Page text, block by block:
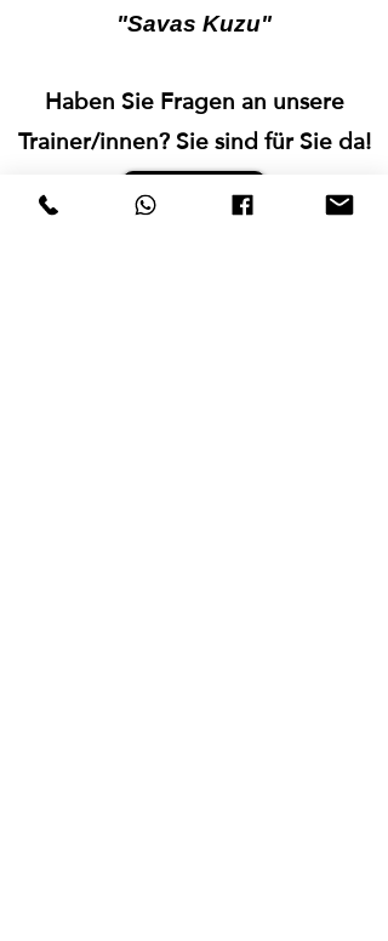
"Savas Kuzu"
Haben Sie Fragen an unsere
Trainer/innen? Sie sind für Sie da!
Kontakt